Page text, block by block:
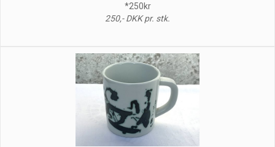
*250kr
250,- DKK pr. stk.